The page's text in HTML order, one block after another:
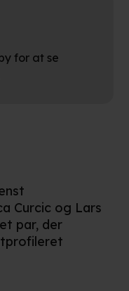
for at se
Curcic og Lars
par, der